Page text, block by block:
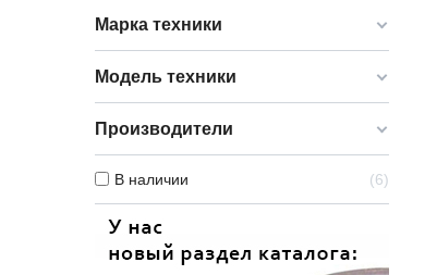
Марка техники
Модель техники
Производители
В наличии 6